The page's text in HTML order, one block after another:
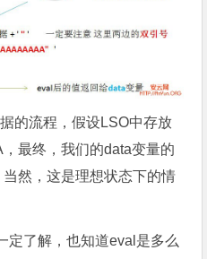
的流程，假设LSO中存放
最终，我们的data变量的
然，这是理想状态下的情
定了解，也知道eval是多么